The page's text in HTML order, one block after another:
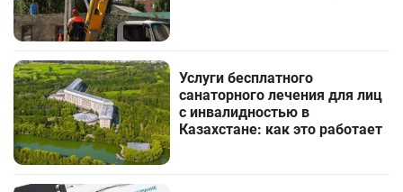
Услуги бесплатного
санаторного лечения для лиц
с инвалидностью в
Казахстане: как это работает